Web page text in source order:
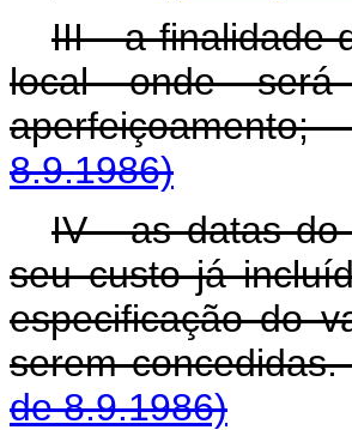
III - a finalidade
local onde
8.9.1986)
IV - as datas
seu custo já
especificação do
serem
de 8.9.1986)